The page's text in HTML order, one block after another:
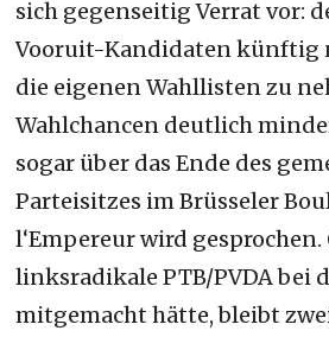
sich gegenseitig Verrat vor:
Vooruit-Kandidaten künftig
die eigenen Wahllisten zu
Wahlchancen deutlich
sogar über das Ende des
Parteisitzes im Brüsseler
l‘Empereur wird gesprochen.
linksradikale PTB/PVDA bei
mitgemacht hätte, bleibt